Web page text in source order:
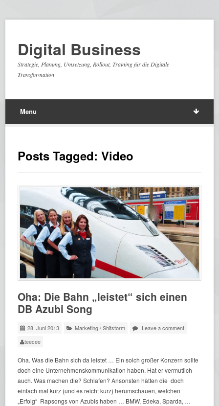
Digital Business
Strategie, Planung, Umsetzung, Rollout, Training für die Digitale
Transformation
Menu
Posts Tagged: Video
Oha: Die Bahn „leistet“ sich einen
DB Azubi Song
28. Juni 2013 Marketing/Shitstorm
Leave a comment
teecee
Oha. Was die Bahn sich da leistet … Ein solch großer Konzern sollte
doch eine Unternehmenskommunikation haben. Hat er vermutlich
auch. Was machen die? Schlafen? Ansonsten hätten die doch
einfach mal kurz (und es reicht kurz) herumschauen, welchen
„Erfolg“ Rapsongs von Azubis haben … BMW, Edeka, Sparda, …